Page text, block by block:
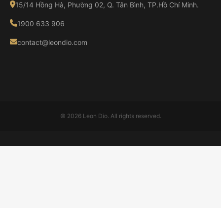
15/14 Hồng Hà, Phường 02, Q. Tân Bình, TP.Hồ Chí Minh.
1900 633 906
contact@leondio.com
© 2026 Leon Dio. All rights reserved.